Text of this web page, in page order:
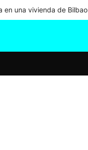
en una vivienda de Bilbao